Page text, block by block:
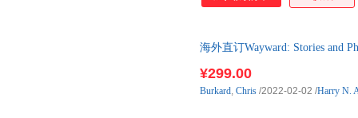
海外直订Wayward: Stories and
¥299.00
Burkard, Chris /2022-02-02 /Harry N.